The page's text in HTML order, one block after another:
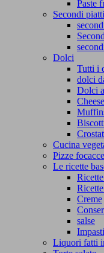
Paste
Secondi piatti
Dolci
Tutti i
dolci
Dolci
Cucina
Pizze
Le ricette
Creme
salse
Liquori fatti